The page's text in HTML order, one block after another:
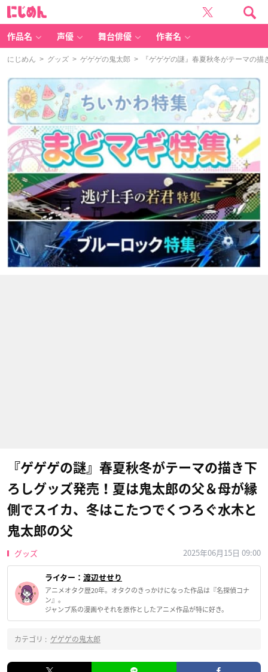
作品名 声優 舞台俳優 作者名
にじめん > グッズ > ゲゲゲの鬼太郎 > 『ゲゲゲの謎』春夏秋冬がテーマの描
『ゲゲゲの謎』春夏秋冬がテーマの描き下
ろしグッズ発売！夏は鬼太郎の父＆母が縁
側でスイカ、冬はこたつでくつろぐ水木と
鬼太郎の父
グッズ 2025年06月15日 09:00
ライター： 渡辺せせり
アニメオタク歴20年。オタクのきっかけになった作品は『名探偵コナ
ン』。
ジャンプ系の漫画やそれを原作としたアニメ作品が特に好き。
カテゴリ : ゲゲゲの鬼太郎